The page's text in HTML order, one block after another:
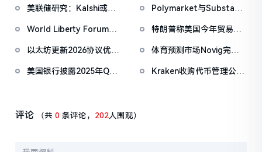
问题会议
美联储研究：Kalshi或可
工具
Polymarket与Substack
数据至新闻内容
World Liberty Forum政
总
特朗普称美国今年贸易逆
以太坊更新2026协议优先
于上半年进行
体育预测市场Novig完成
Pantera Capital领投
美国银行披露2025年Q4
Kraken收购代币管理公司
评论 （共0 条评论， 202人围观）